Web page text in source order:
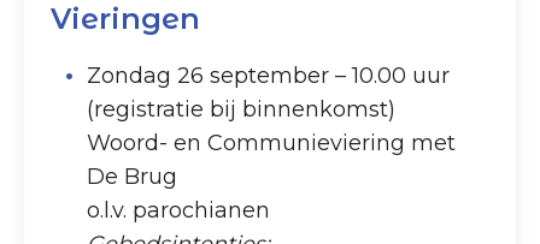
Vieringen
Zondag 26 september – 10.00 uur
(registratie bij binnenkomst)
Woord- en Communieviering met
De Brug
o.l.v. parochianen